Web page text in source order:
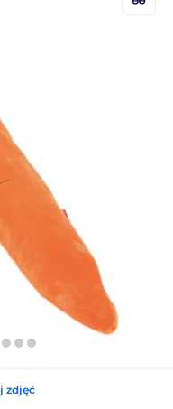
zdjęć